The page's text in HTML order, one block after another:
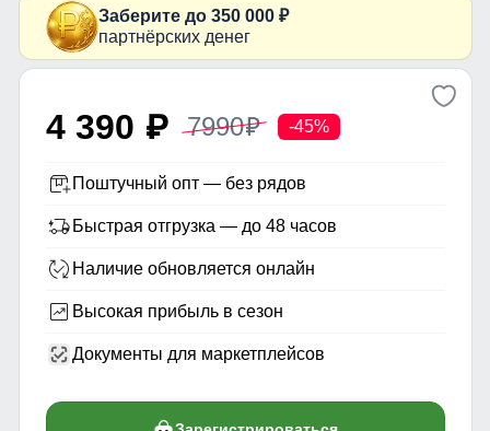
Заберите до 350 000 ₽
партнёрских денег
4 390 p 7990p -45%
Поштучный опт — без рядов
Быстрая отгрузка — до 48 часов
Наличие обновляется онлайн
Высокая прибыль в сезон
Документы для маркетплейсов